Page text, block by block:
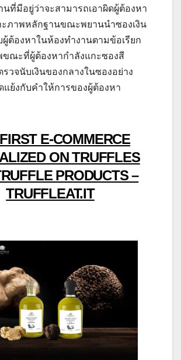
ที่มีอยู่ว่าจะสามารถเอาผิดผู้ต้องหา
ะภาพหลักฐานขณะพยานนำซองเงิน
ต้องหาในห้องทำงานตามข้อเรียก
ขณะที่ผู้ต้องหากำลังแกะซองสี
รวจนับเงินของกลางในซองอย่าง
แย้งกับคำให้การของผู้ต้องหา
E-COMMERCE
ON TRUFFLES
PRODUCTS –
TRUFFLEAT.IT